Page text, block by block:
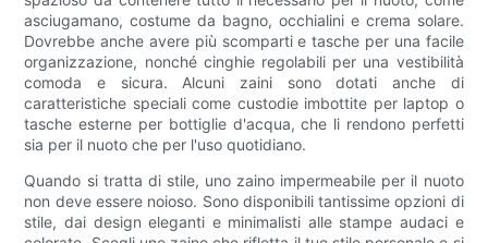
asciugamano, costume da bagno, occhialini e crema solare.
Dovrebbe anche avere più scomparti e tasche per una facile
organizzazione, nonché cinghie regolabili per una vestibilità
comoda e sicura. Alcuni zaini sono dotati anche di
caratteristiche speciali come custodie imbottite per laptop o
tasche esterne per bottiglie d'acqua, che li rendono perfetti
sia per il nuoto che per l'uso quotidiano.
Quando si tratta di stile, uno zaino impermeabile per il nuoto
non deve essere noioso. Sono disponibili tantissime opzioni di
stile, dai design eleganti e minimalisti alle stampe audaci e